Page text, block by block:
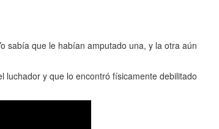
sabía que le habían amputado una, y la otra aún
luchador y que lo encontró físicamente debilitado